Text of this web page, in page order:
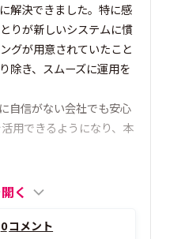
解決できました。特に感
りが新しいシステムに慣
グが用意されていたこと
除き、スムーズに運用を
自信がない会社でも安心
用できるようになり、本
く
0コメント